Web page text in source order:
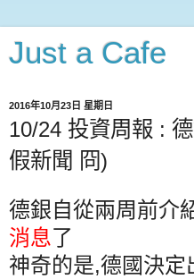
Just a Cafe
2016年10月23日 星期日
10/24 投資周報 :
假新聞 冏)
德銀自從兩周前介
消息了
神奇的是,德國決定